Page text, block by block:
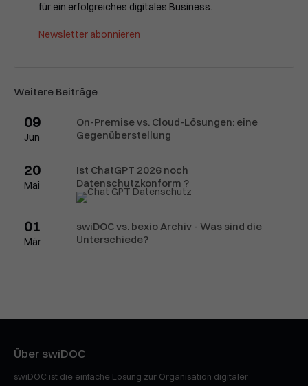
für ein erfolgreiches digitales Business.
Newsletter abonnieren
Weitere Beiträge
09
Jun
On-Premise vs. Cloud-Lösungen: eine
Gegenüberstellung
20
Mai
Ist ChatGPT 2026 noch
Datenschutzkonform ?
01
Mär
swiDOC vs. bexio Archiv - Was sind die
Unterschiede?
Über swiDOC
swiDOC ist die einfache Lösung zur Organisation digitaler